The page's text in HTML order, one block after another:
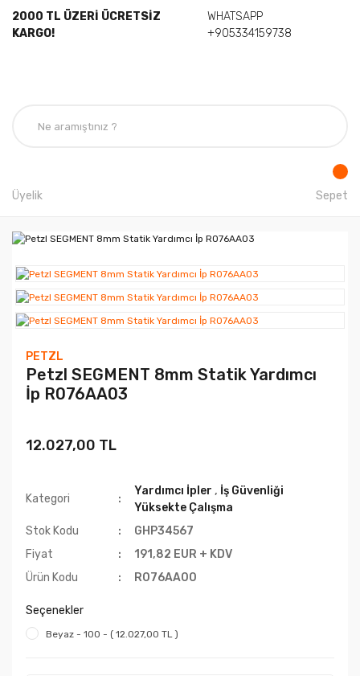
2000 TL ÜZERİ ÜCRETSİZ
KARGO!
WHATSAPP
+905334159738
Üyelik Sepet
PETZL
Petzl SEGMENT 8mm Statik Yardımcı
İp R076AA03
12.027,00 TL
Kategori
Yardımcı İpler , İş Güvenliği
Yüksekte Çalışma
Stok Kodu
GHP34567
Fiyat
191,82 EUR + KDV
Ürün Kodu
R076AA00
Seçenekler
Beyaz - 100 - ( 12.027,00 TL )